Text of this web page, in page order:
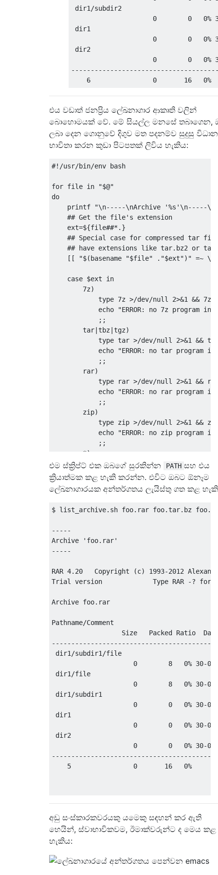
dir1/subdir2
0        0   0%
dir1
0        0   0%
dir2
0        0   0%
එය වඩාත් ජනප්‍රිය ලේඛනාගාර ආකෘති වලින්
බොහොමයක් වේ. මේ සියල්ල මනසේ තබාගෙන,
ලබා දෙන ගොනුවේ දිගුව මත පදනම්ව සුදුසු
භාවිතා කරන කුඩා පිටපතක් ලිවිය හැකිය:
#!/usr/bin/env bash
for file in
"$@"
do
    printf
"\n-----\nArchive '%s'\n-----
## Get the file's extension
    ext
=${file##*.}
## Special case for compressed tar
## have extensions like tar.bz2 or
[[
"$(basename "$file" ."$ext")" =~
case $ext in
7z)
            type
7z >/dev/null 2>&1 && 7z
            echo
"ERROR: no 7z program
;;
        tar
|tbz|tgz)
            type tar
>/dev/null 2>&1 &&
            echo
"ERROR: no tar program
;;
        rar
)
            type rar
>/dev/null 2>&1 &&
            echo
"ERROR: no rar program
;;
        zip
)
            type zip
>/dev/null 2>&1 &&
            echo
"ERROR: no zip program
;;
*)
            echo
"Unknown extension:
done
එම ස්ක්‍රිප්ට් එක ඔබගේ සුරකින්න PATH සහ එය
ක්‍රියාත්මක කළ හැකි කරන්න. එවිට ඔබට ඕනෑම
ලේඛනාගාරයක අන්තර්ගතය ලැයිස්තු ගත කළ
$ list_archive.sh foo.rar foo.tar.bz
-----
Archive 'foo.rar'
-----
RAR 4.20   Copyright (c) 1993-2012
Trial version             Type RAR -? for
Archive foo.rar
Pathname/Comment
Size   Packed Ratio
dir1/subdir1/file
0        8   0% 30-
dir1/file
0        8   0% 30-
dir1/subdir1
0        0   0% 30-
dir1
0        0   0% 30-
dir2
0        0   0% 30-
    5                0       16   0%
-----
dir1/
dir1/subdir1/
dir1/subdir1/file
dir1/file
dir2/
අඩු සංස්කාරකවරයකු යමෙකු සඳහන් කර ඇති
හෙයින්, ස්වාභාවිකවම, ඊමාක්වරුන්ට ද මෙය කළ
හැකිය: